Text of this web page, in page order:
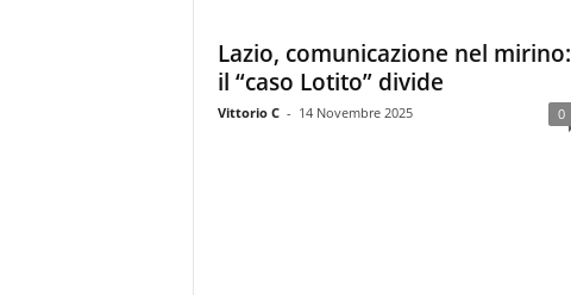
Lazio, comunicazione nel mirino:
il “caso Lotito” divide
Vittorio C - 14 Novembre 2025 0